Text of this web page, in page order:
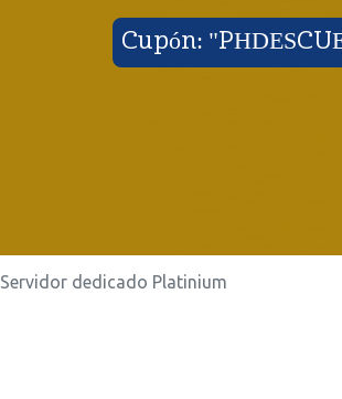
Cupón:
Servidor dedicado Platinium